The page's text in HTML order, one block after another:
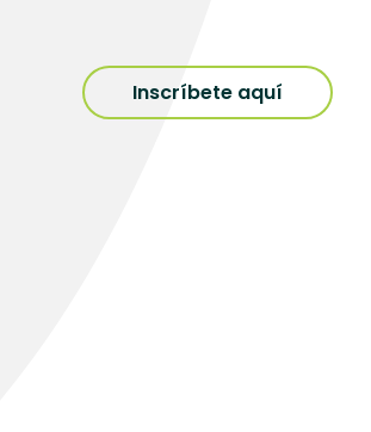
Inscríbete aquí